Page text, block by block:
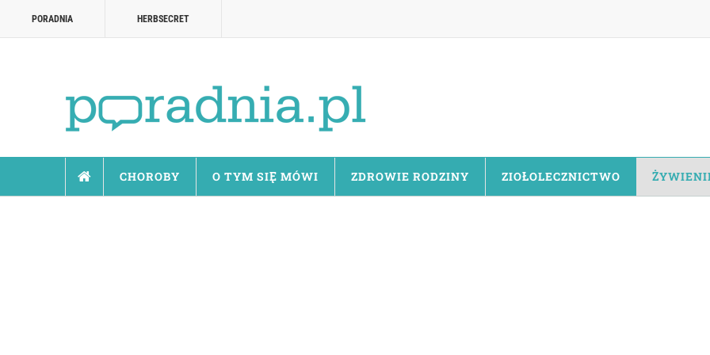
PORADNIA HERBSECRET
CHOROBY O TYM SIĘ MÓWI ZDROWIE RODZINY ZIOŁOLECZNICTWO